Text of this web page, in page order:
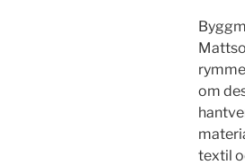
om
textil